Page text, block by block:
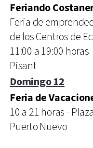
Feriando
Feria de
de los Centros de
11:00 a 19:00
Pisant
Domingo 12
Feria de
10 a 21 horas -
Puerto Nuevo